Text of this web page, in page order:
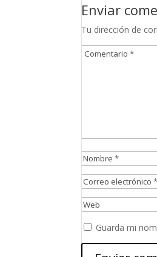
Enviar
Tu dirección de
Guarda mi